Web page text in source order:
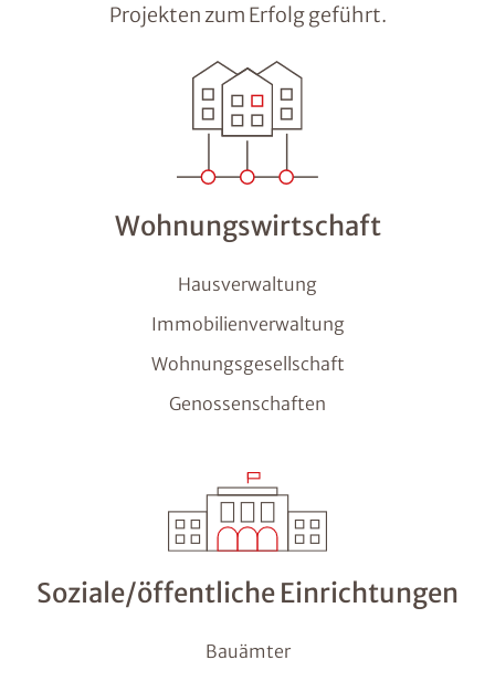
Projekten zum Erfolg geführt.
Wohnungswirtschaft
Hausverwaltung
Immobilienverwaltung
Wohnungsgesellschaft
Genossenschaften
Soziale/öffentliche Einrichtungen
Bauämter